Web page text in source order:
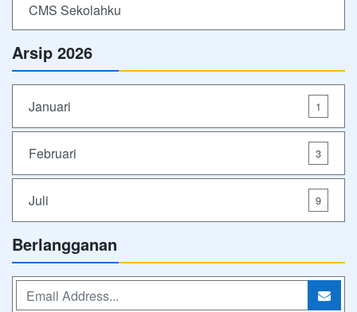
CMS Sekolahku
Arsip 2026
Januari 1
Februari 3
Juli 9
Berlangganan